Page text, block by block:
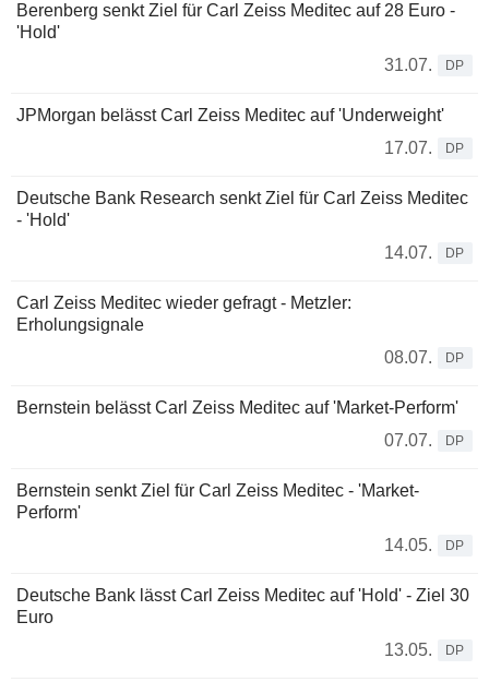
Berenberg senkt Ziel für Carl Zeiss Meditec auf 28 Euro -
'Hold'
31.07.
DP
JPMorgan belässt Carl Zeiss Meditec auf 'Underweight'
17.07.
DP
Deutsche Bank Research senkt Ziel für Carl Zeiss Meditec
- 'Hold'
14.07.
DP
Carl Zeiss Meditec wieder gefragt - Metzler:
Erholungsignale
08.07.
DP
Bernstein belässt Carl Zeiss Meditec auf 'Market-Perform'
07.07.
DP
Bernstein senkt Ziel für Carl Zeiss Meditec - 'Market-
Perform'
14.05.
DP
Deutsche Bank lässt Carl Zeiss Meditec auf 'Hold' - Ziel 30
Euro
13.05.
DP